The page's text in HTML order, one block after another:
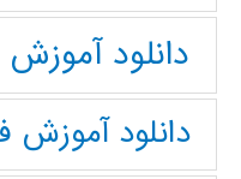
دانلود
دانلود